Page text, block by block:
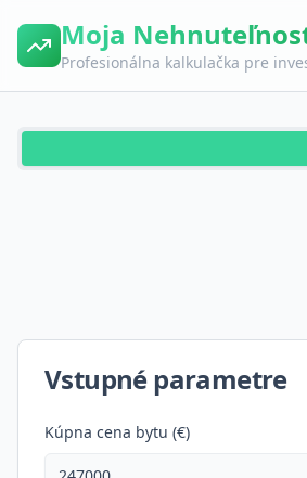
Moja
Profesionálna kalkulačka pre
Vstupné parametre
Kúpna cena bytu (€)